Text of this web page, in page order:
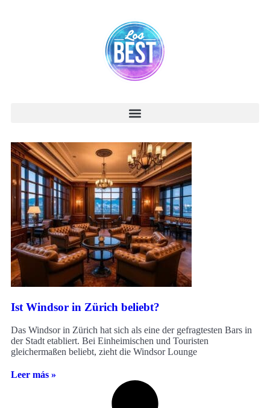
Ist Windsor in Zürich beliebt?
Das Windsor in Zürich hat sich als eine der gefragtesten Bars in
der Stadt etabliert. Bei Einheimischen und Touristen
gleichermaßen beliebt, zieht die Windsor Lounge
Leer más »